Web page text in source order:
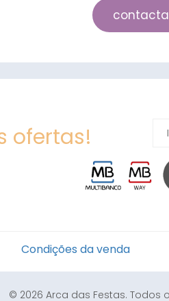
ofertas!
Condições da venda
© 2026 Arca das Festas. Todos